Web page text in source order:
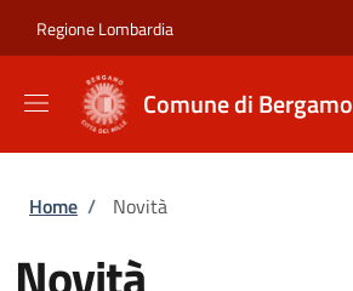
Regione Lombardia
Comune di Bergamo
Briciole di pane
Home / Novità